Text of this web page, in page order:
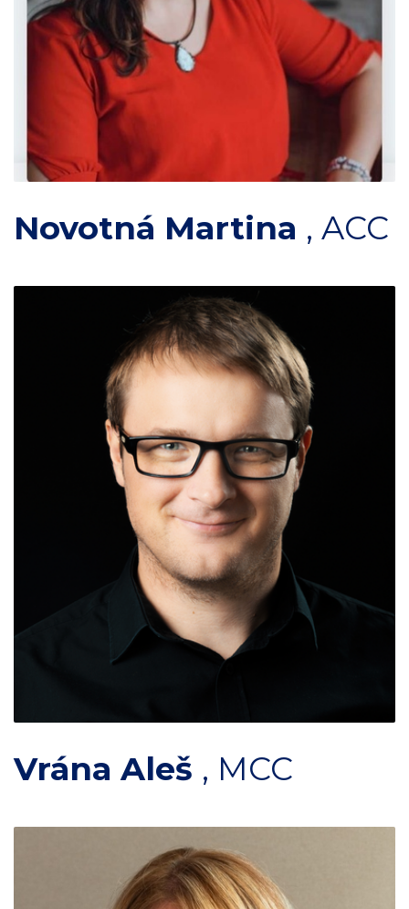
Novotná Martina , ACC
Vrána Aleš , MCC